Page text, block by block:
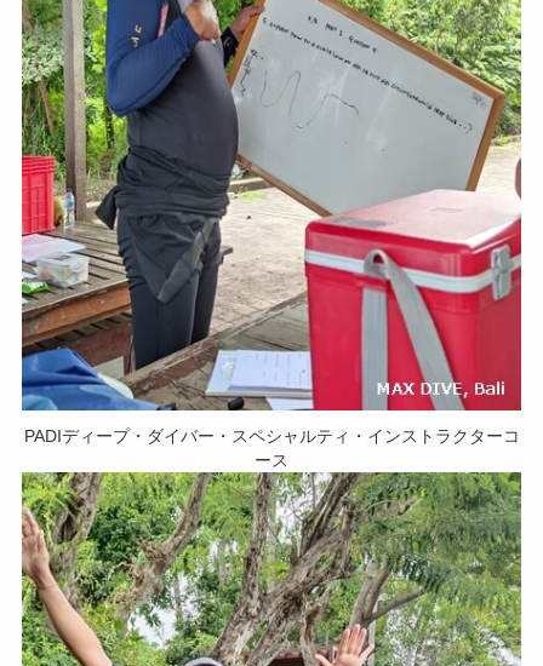
PADIディープ・ダイバー・スペシャルティ・インストラクターコ
ース